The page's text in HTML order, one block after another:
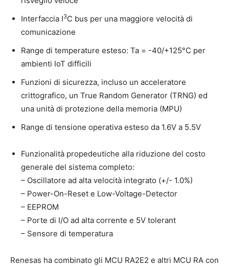
Interfaccia I3C bus per una maggiore velocità di
comunicazione
Range di temperature esteso: Ta = -40/+125°C per
ambienti IoT difficili
Funzioni di sicurezza, incluso un acceleratore
crittografico, un True Random Generator (TRNG) ed
una unità di protezione della memoria (MPU)
Range di tensione operativa esteso da 1.6V a 5.5V
Funzionalità propedeutiche alla riduzione del costo
generale del sistema completo:
– Oscillatore ad alta velocità integrato (+/- 1.0%)
– Power-On-Reset e Low-Voltage-Detector
– EEPROM
– Porte di I/O ad alta corrente e 5V tolerant
– Sensore di temperatura
Renesas ha combinato gli MCU RA2E2 e altri MCU RA con